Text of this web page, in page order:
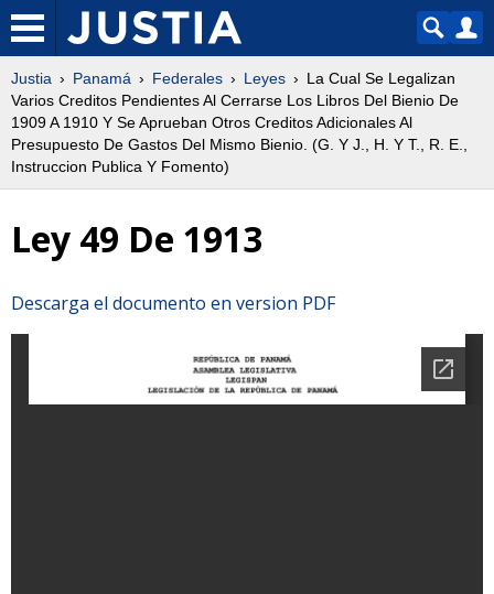
Justia Panamá Federales Leyes
La Cual Se Legalizan
Varios Creditos Pendientes Al Cerrarse Los Libros Del Bienio De
1909 A 1910 Y Se Aprueban Otros Creditos Adicionales Al
Presupuesto De Gastos Del Mismo Bienio. (G. Y J., H. Y T., R. E.,
Instruccion Publica Y Fomento)
Ley 49 De 1913
Descarga el documento en version PDF